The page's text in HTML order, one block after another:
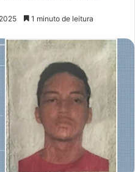
1 minuto de leitura